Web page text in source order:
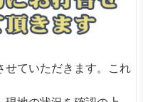
せていただきます。これ